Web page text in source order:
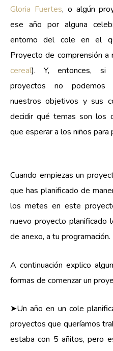
Gloria Fuertes, o algún
ese año por alguna
entorno del cole en el
Proyecto de comprensión a
cereal). Y, entonces, si
proyectos no podemos
nuestros objetivos y sus
decidir qué temas son los
que esperar a los niños para
Cuando empiezas un
que has planificado de
los metes en este
nuevo proyecto planificado
de anexo, a tu programación.
A continuación explico
formas de comenzar un
➤Un año en un cole
proyectos que queríamos
estaba con 5 añitos, pero